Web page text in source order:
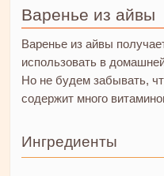
Варенье из айвы
Варенье из айвы
использовать в
Но не будем забывать,
содержит много
Ингредиенты